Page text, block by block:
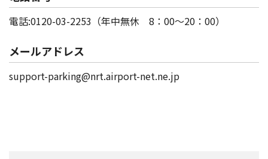
電話:0120-03-2253（年中無休 8：00～20：00）
メールアドレス
support-parking@nrt.airport-net.ne.jp